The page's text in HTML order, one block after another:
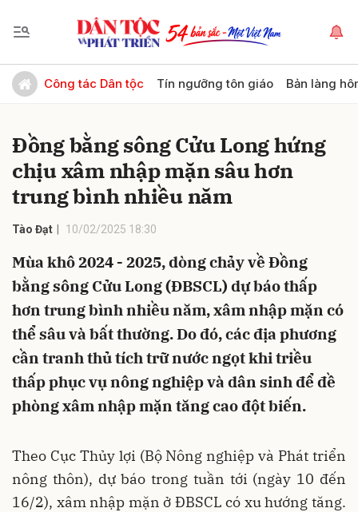
Công tác Dân tộc Tín ngưỡng tôn giáo Bản làng
Đồng bằng sông Cửu Long hứng
chịu xâm nhập mặn sâu hơn
trung bình nhiều năm
Tào Đạt 10/02/2025 18:30
Mùa khô 2024 - 2025, dòng chảy về Đồng
bằng sông Cửu Long (ĐBSCL) dự báo thấp
hơn trung bình nhiều năm, xâm nhập mặn có
thể sâu và bất thường. Do đó, các địa phương
cần tranh thủ tích trữ nước ngọt khi triều
thấp phục vụ nông nghiệp và dân sinh để đề
phòng xâm nhập mặn tăng cao đột biến.
Theo Cục Thủy lợi (Bộ Nông nghiệp và Phát triển
nông thôn), dự báo trong tuần tới (ngày 10 đến
16/2), xâm nhập mặn ở ĐBSCL có xu hướng tăng.
Gửi bình luận